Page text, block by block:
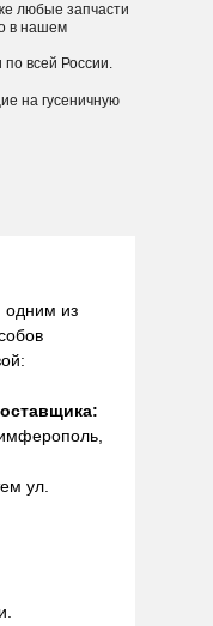
любые запчасти
в нашем
всей России.
на гусеничную
одним из
ул.